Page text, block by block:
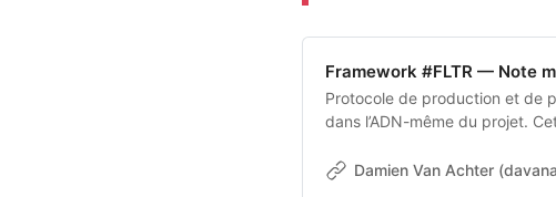
Framework #FLTR — Note
Protocole de production et de
dans l’ADN-même du projet.
aux outils d’intelligence
Damien Van Achter